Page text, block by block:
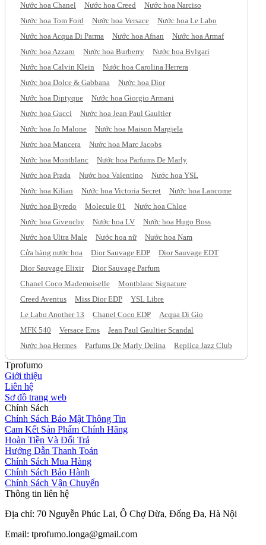
Nước hoa Chanel Nước hoa Creed
Nước hoa Narciso
Nước hoa Tom Ford
Nước hoa Versace
Nước hoa Le Labo
Nước hoa Acqua Di Parma
Nước hoa Afnan
Nước hoa Armaf
Nước hoa Azzaro
Nước hoa Burberry
Nước hoa Bvlgari
Nước hoa Calvin Klein
Nước hoa Carolina Herrera
Nước hoa Dolce & Gabbana
Nước hoa Dior
Nước hoa Diptyque
Nước hoa Giorgio Armani
Nước hoa Gucci
Nước hoa Jean Paul Gaultier
Nước hoa Jo Malone
Nước hoa Maison Margiela
Nước hoa Mancera
Nước hoa Marc Jacobs
Nước hoa Montblanc
Nước hoa Parfums De Marly
Nước hoa Prada
Nước hoa Valentino
Nước hoa YSL
Nước hoa Kilian
Nước hoa Victoria Secret
Nước hoa Lancome
Nước hoa Byredo
Molecule 01
Nước hoa Chloe
Nước hoa Givenchy
Nước hoa LV
Nước hoa Hugo Boss
Nước hoa Ultra Male
Nước hoa nữ
Nước hoa Nam
Cửa hàng nước hoa
Dior Sauvage EDP
Dior Sauvage EDT
Dior Sauvage Elixir
Dior Sauvage Parfum
Chanel Coco Mademoiselle
Montblanc Signature
Creed Aventus
Miss Dior EDP
YSL Libre
Le Labo Another 13
Chanel Coco EDP
Acqua Di Gio
MFK 540
Versace Eros
Jean Paul Gaultier Scandal
Nước hoa Hermes
Parfums De Marly Delina Replica Jazz Club
Tprofumo
Giới thiệu
Liên hệ
Sơ đồ trang web
Chính Sách
Chính Sách Bảo Mật Thông Tin
Cam Kết Sản Phẩm Chính Hãng
Hoàn Tiền Và Đổi Trả
Hướng Dẫn Thanh Toán
Chính Sách Mua Hàng
Chính Sách Bảo Hành
Chính Sách Vận Chuyển
Thông tin liên hệ
Địa chỉ: 70 Nguyễn Phúc Lai, Ô Chợ Dừa, Đống Đa, Hà Nội
Email: tprofumo.longa@gmail.com